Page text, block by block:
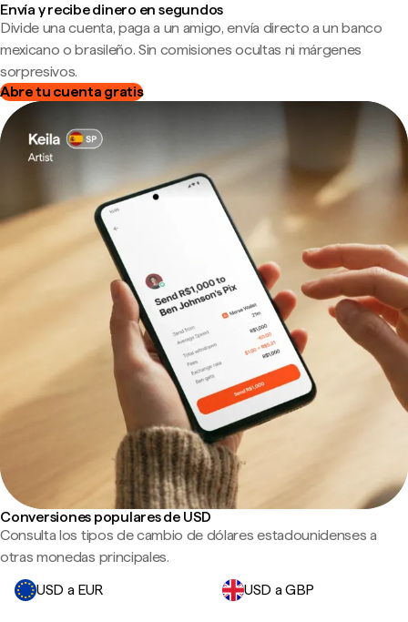
Envía y recibe dinero en segundos
Divide una cuenta, paga a un amigo, envía directo a un banco
mexicano o brasileño. Sin comisiones ocultas ni márgenes
sorpresivos.
Abre tu cuenta gratis
Conversiones populares de USD
Consulta los tipos de cambio de dólares estadounidenses a
otras monedas principales.
USD a EUR
USD a GBP